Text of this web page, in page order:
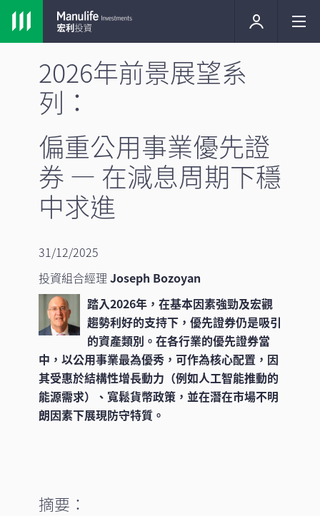
2026年前景展望系
列：
偏重公用事業優先證
券 — 在減息周期下穩
中求進
31/12/2025
投資組合經理 Joseph Bozoyan
踏入2026年，在基本因素強勁及宏觀
趨勢利好的支持下，優先證券仍是吸引
的資產類別。在各行業的優先證券當
中，以公用事業最為優秀，可作為核心配置，因
其受惠於結構性增長動力（例如人工智能推動的
能源需求）、寬鬆貨幣政策，並在潛在市場不明
朗因素下展現防守特質。
摘要：